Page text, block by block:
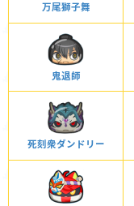
万尾獅子舞
鬼退師
死刻衆ダンドリー